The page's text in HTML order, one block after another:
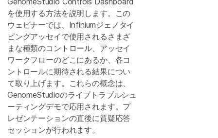
を使用する方法を説明します。この
ウェビナーでは、Infiniumジェノタイ
ピングアッセイで使用されるさまざ
まな種類のコントロール、アッセイ
ワークフローのどこにあるか、各コ
ントロールに期待される結果につい
て取り上げます。これらの概念は、
GenomeStudioのライブトラブルシュ
ーティングデモで応用されます。プ
レゼンテーションの直後に質疑応答
セッションが行われます。